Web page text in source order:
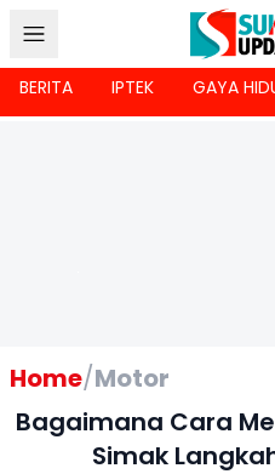
BERITA IPTEK GAYA
Home/Motor
Bagaimana Cara
Simak